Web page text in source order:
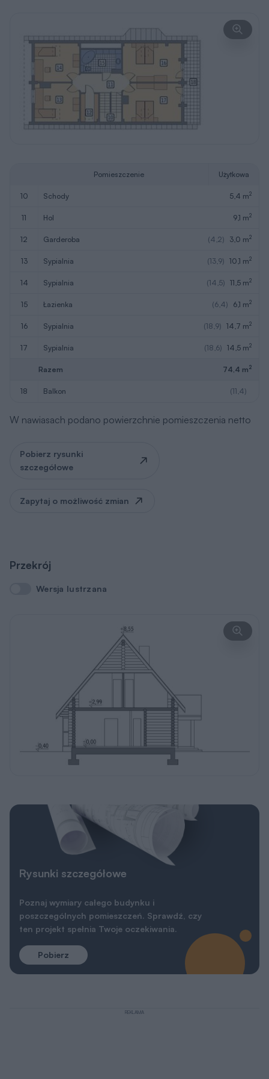
Pomieszczenie Użytkowa
10 schody 5,4 m2
11 hol 9,1 m2
12 garderoba (4,2) 3,0 m2
13 sypialnia (13,9) 10,1 m2
14 sypialnia (14,5) 11,5 m2
15 łazienka (6,4) 6,1 m2
16 sypialnia (18,9) 14,7 m2
17 sypialnia (18,6) 14,5 m2
Razem 74,4 m2
18 balkon (11,4)
W nawiasach podano powierzchnie pomieszczenia netto
Pobierz rysunki
szczegółowe
Zapytaj o możliwość zmian
Przekrój
Wersja lustrzana
Wersja lustrzana
Rysunki szczegółowe
Poznaj wymiary całego budynku i
poszczególnych pomieszczeń. Sprawdź, czy
ten projekt spełnia Twoje oczekiwania.
Pobierz
REKLAMA